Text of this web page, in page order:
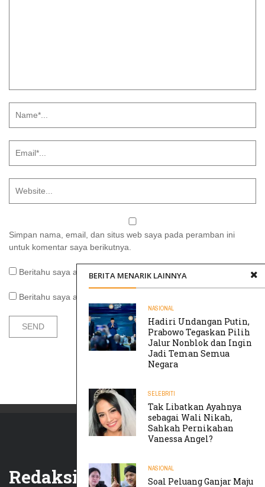
Simpan nama, email, dan situs web saya pada peramban ini
untuk komentar saya berikutnya.
Beritahu saya akan tindak lanjut komentar melalui surel.
Beritahu saya akan tulisan baru melalui surel.
BERITA MENARIK LAINNYA
NASIONAL
Hadiri Undangan Putin,
Prabowo Tegaskan Pilih
Jalur Nonblok dan Ingin
Jadi Teman Semua
Negara
SELEBRITI
Tak Libatkan Ayahnya
sebagai Wali Nikah,
Sahkah Pernikahan
Vanessa Angel?
NASIONAL
Soal Peluang Ganjar Maju
Redaksi